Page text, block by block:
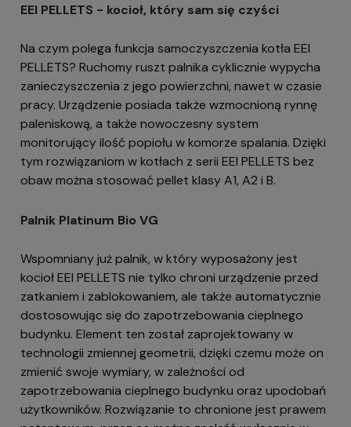
EEI PELLETS - kocioł, który sam się czyści
Na czym polega funkcja samoczyszczenia kotła EEI
PELLETS? Ruchomy ruszt palnika cyklicznie wypycha
zanieczyszczenia z jego powierzchni, nawet w czasie
pracy. Urządzenie posiada także wzmocnioną rynnę
paleniskową, a także nowoczesny system
monitorujący ilość popiołu w komorze spalania. Dzięki
tym rozwiązaniom w kotłach z serii EEI PELLETS bez
obaw można stosować pellet klasy A1, A2 i B.
Palnik Platinum Bio VG
Wspomniany już palnik, w który wyposażony jest
kocioł EEI PELLETS nie tylko chroni urządzenie przed
zatkaniem i zablokowaniem, ale także automatycznie
dostosowując się do zapotrzebowania cieplnego
budynku. Element ten został zaprojektowany w
technologii zmiennej geometrii, dzięki czemu może on
zmienić swoje wymiary, w zależności od
zapotrzebowania cieplnego budynku oraz upodobań
użytkowników. Rozwiązanie to chronione jest prawem